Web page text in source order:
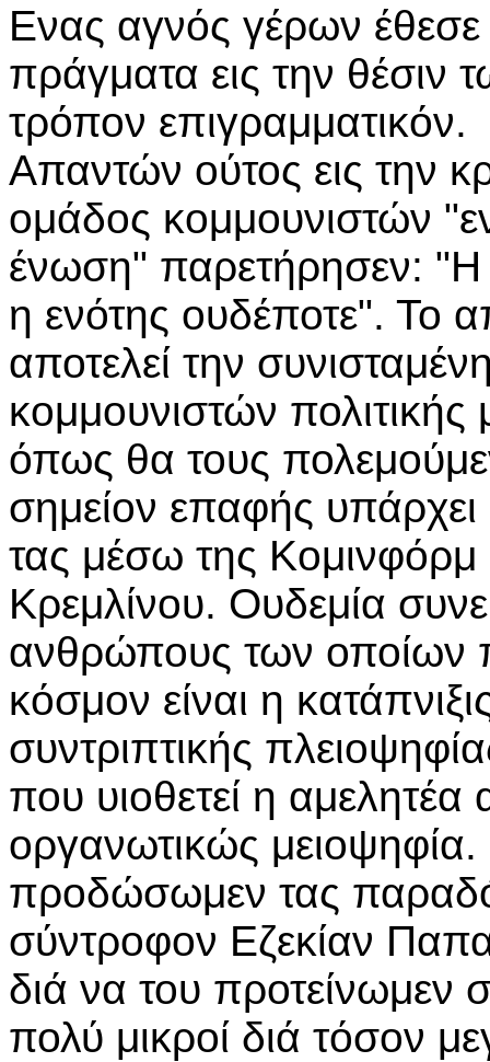
Ενας αγνός γέρων έθεσε
πράγματα εις την θέσιν
τρόπον επιγραμματικόν.
Απαντών ούτος εις την
ομάδος κομμουνιστών
ένωση" παρετήρησεν: "Η
η ενότης ουδέποτε". Το
αποτελεί την
κομμουνιστών
όπως θα τους
σημείον επαφής
τας μέσω της Κομινφόρμ
Κρεμλίνου. Ουδεμία
ανθρώπους των οποίων
κόσμον είναι η
συντριπτικής
που υιοθετεί η
οργανωτικώς
προδώσωμεν τας
σύντροφον Εζεκίαν
διά να του προτείνωμεν
πολύ μικροί διά τόσον